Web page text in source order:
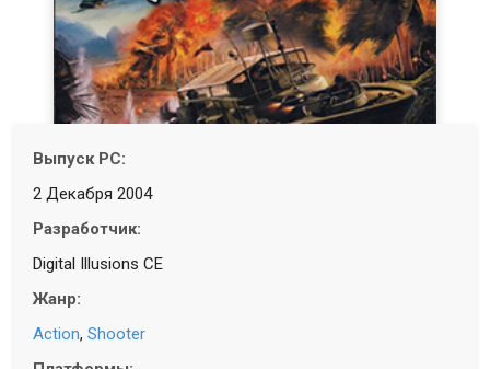
Выпуск PC:
2 Декабря 2004
Разработчик:
Digital Illusions CE
Жанр:
Action, Shooter